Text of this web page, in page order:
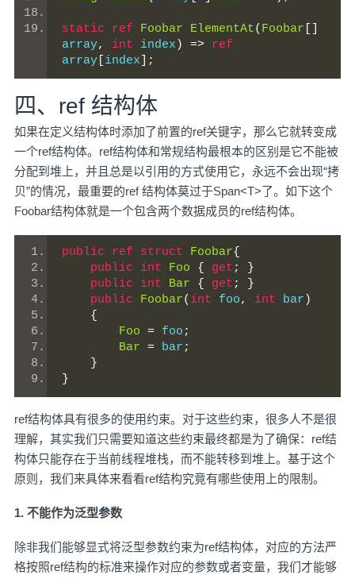
static ref Foobar ElementAt( Foobar
array, int index ) => ref
array index ];
四、ref 结构体
如果在定义结构体时添加了前置的ref关键字，那么它就转变成
一个ref结构体。ref结构体和常规结构最根本的区别是它不能被
分配到堆上，并且总是以引用的方式使用它，永远不会出现“拷
贝”的情况，最重要的ref 结构体莫过于Span<T>了。如下这个
Foobar结构体就是一个包含两个数据成员的ref结构体。
public ref struct Foobar{
public
int Foo { get ;
}
public
int Bar { get ;
}
public
Foobar( int foo, int bar )
{
Foo = foo ;
Bar = bar ;
}
}
ref结构体具有很多的使用约束。对于这些约束，很多人不是很
理解，其实我们只需要知道这些约束最终都是为了确保：ref结
构体只能存在于当前线程堆栈，而不能转移到堆上。基于这个
原则，我们来具体来看看ref结构究竟有哪些使用上的限制。
1. 不能作为泛型参数
除非我们能够显式将泛型参数约束为ref结构体，对应的方法严
格按照ref结构的标准来操作对应的参数或者变量，我们才能够